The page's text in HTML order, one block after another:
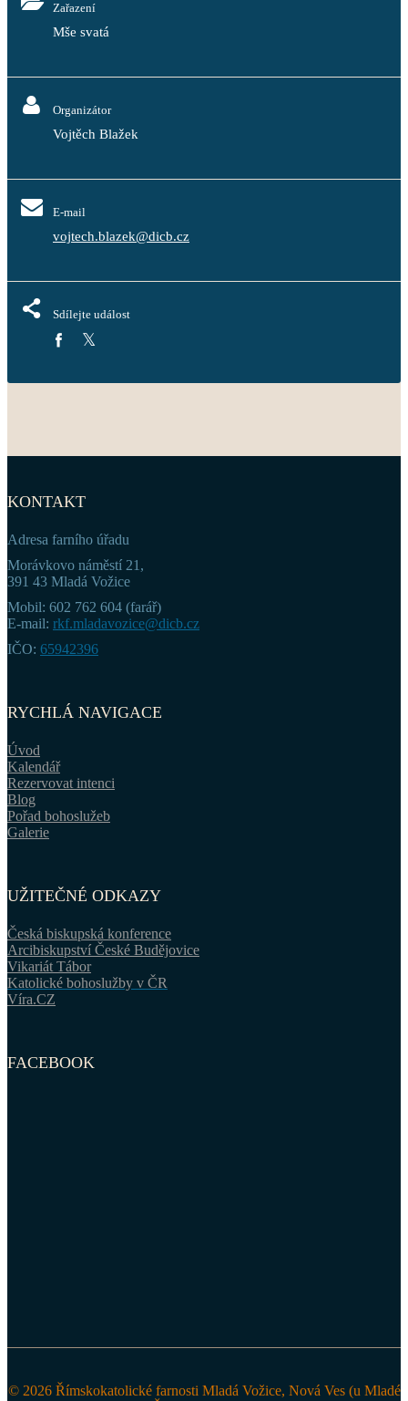
Zařazení
Mše svatá
Organizátor
Vojtěch Blažek
E-mail
vojtech.blazek@dicb.cz
Sdílejte událost
KONTAKT
Adresa farního úřadu
Morávkovo náměstí 21,
391 43 Mladá Vožice
Mobil: 602 762 604 (farář)
E-mail: rkf.mladavozice@dicb.cz
IČO: 65942396
RYCHLÁ NAVIGACE
Úvod
Kalendář
Rezervovat intenci
Blog
Pořad bohoslužeb
Galerie
UŽITEČNÉ ODKAZY
Česká biskupská konference
Arcibiskupství České Budějovice
Vikariát Tábor
Katolické bohoslužby v ČR
Víra.CZ
FACEBOOK
© 2026 Římskokatolické farnosti Mladá Vožice, Nová Ves (u Mladé